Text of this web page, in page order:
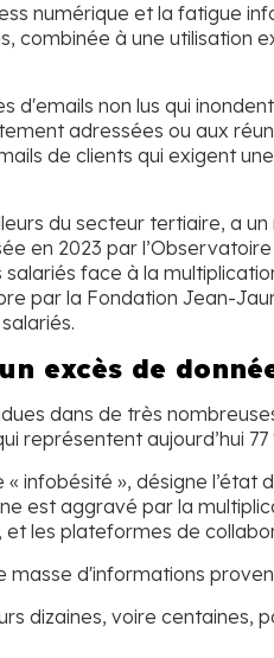
numérique et la fatigue
combinée à une utilisation
d'emails non lus qui
adressées ou aux
de clients qui exigent
du secteur tertiaire, a un
en 2023 par
salariés face à la
par la Fondation Jean-
excès de
dans de très
aujourd’hui 77
infobésité », désigne l’état
est aggravé par la
et les plateformes de
masse d'informations
dizaines, voire centaines,